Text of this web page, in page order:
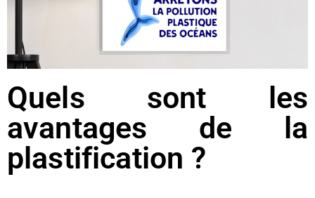
Quels sont les
avantages de la
plastification ?